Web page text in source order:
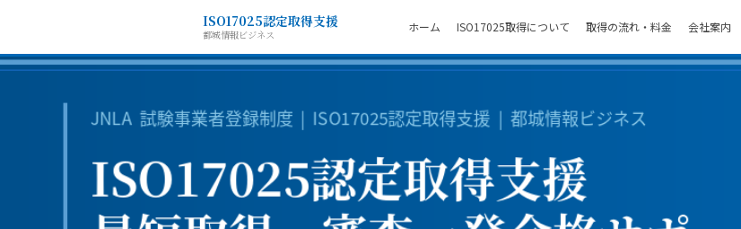
ISO17025認定取得支援
都城情報ビジネス
ホーム ISO17025取得について 取得の流れ・料金 会社案内